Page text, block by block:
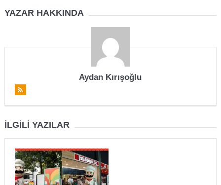
YAZAR HAKKINDA
Aydan Kırışoğlu
İLGILI YAZILAR